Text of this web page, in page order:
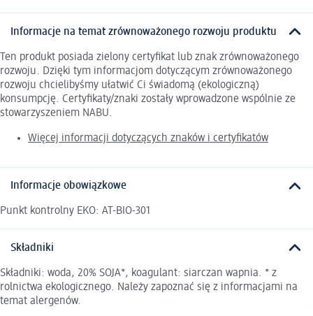
Informacje na temat zrównoważonego rozwoju produktu
Ten produkt posiada zielony certyfikat lub znak zrównoważonego
rozwoju. Dzięki tym informacjom dotyczącym zrównoważonego
rozwoju chcielibyśmy ułatwić Ci świadomą (ekologiczną)
konsumpcję. Certyfikaty/znaki zostały wprowadzone wspólnie ze
stowarzyszeniem NABU.
Więcej informacji dotyczących znaków i certyfikatów
Informacje obowiązkowe
Punkt kontrolny EKO: AT-BIO-301
Składniki
Składniki: woda, 20% SOJA*, koagulant: siarczan wapnia. * z
rolnictwa ekologicznego. Należy zapoznać się z informacjami na
temat alergenów.